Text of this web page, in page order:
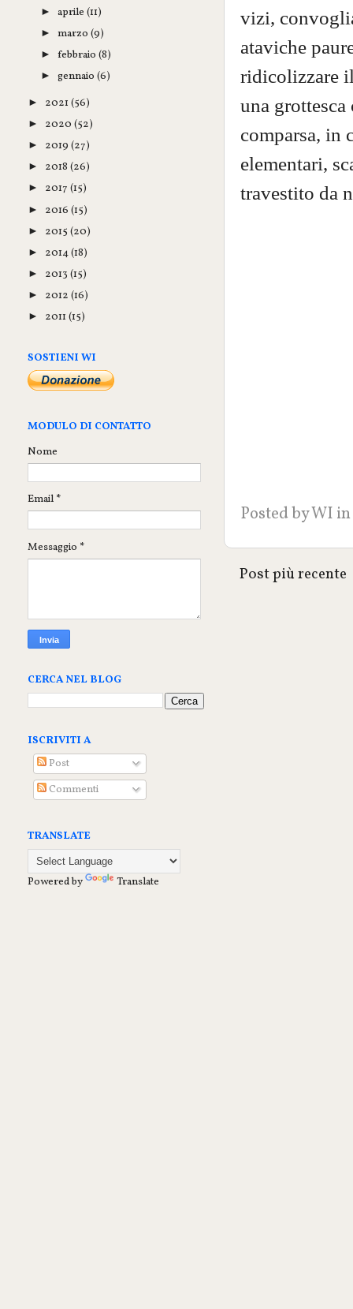
vizi,
ataviche
ridicolizzare il
una
comparsa, in
elementari,
travestito da
Posted byWI
Post più recente
►aprile(11)
►marzo(9)
►febbraio(8)
►gennaio(6)
► 2021 (56)
► 2020 (52)
► 2019 (27)
► 2018 (26)
► 2017 (15)
► 2016 (15)
► 2015 (20)
► 2014(18)
► 2013 (15)
► 2012 (16)
► 2011 (15)
SOSTIENI WI
MODULO DI CONTATTO
Nome
Email *
Messaggio *
CERCA NEL BLOG
ISCRIVITI A
Post
Commenti
TRANSLATE
Powered by Translate